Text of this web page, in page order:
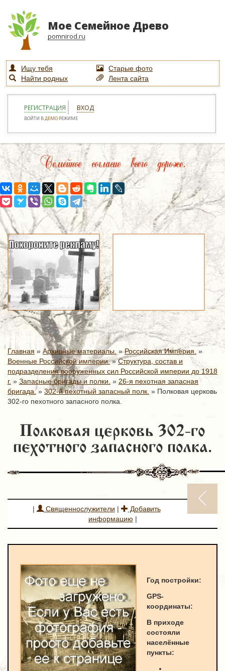
Мое Семейное Древо
pomnirod.ru
Ищу тебя
Старые фото
Найти родных
Лента сайта
РЕГИСТРАЦИЯ ВХОД
ВОЙТИ ВДЕМО РЕЖИМЕ
Семейное согласие всего дороже.
Главная » Архивные материалы. »Российская Империя. »
Военные Российской империи.»Структура, состав и
подразделения вооруженных сил Российской империи до 1918
г. » Запасные бригады и полки. » 26-я пехотная запасная
бригада.» 302-й пехотный запасный полк. » Полковая церковь
302-го пехотного запасного полка.
Полковая церковь 302-го
пехотного запасного полка.
| Священнослужители |
Добавить
информацию |
Год постройки:
GPS-
координаты:
В приходе
состояли
населённые
пункты: